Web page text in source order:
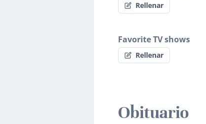
Rellenar
Favorite TV shows
Rellenar
Obituario